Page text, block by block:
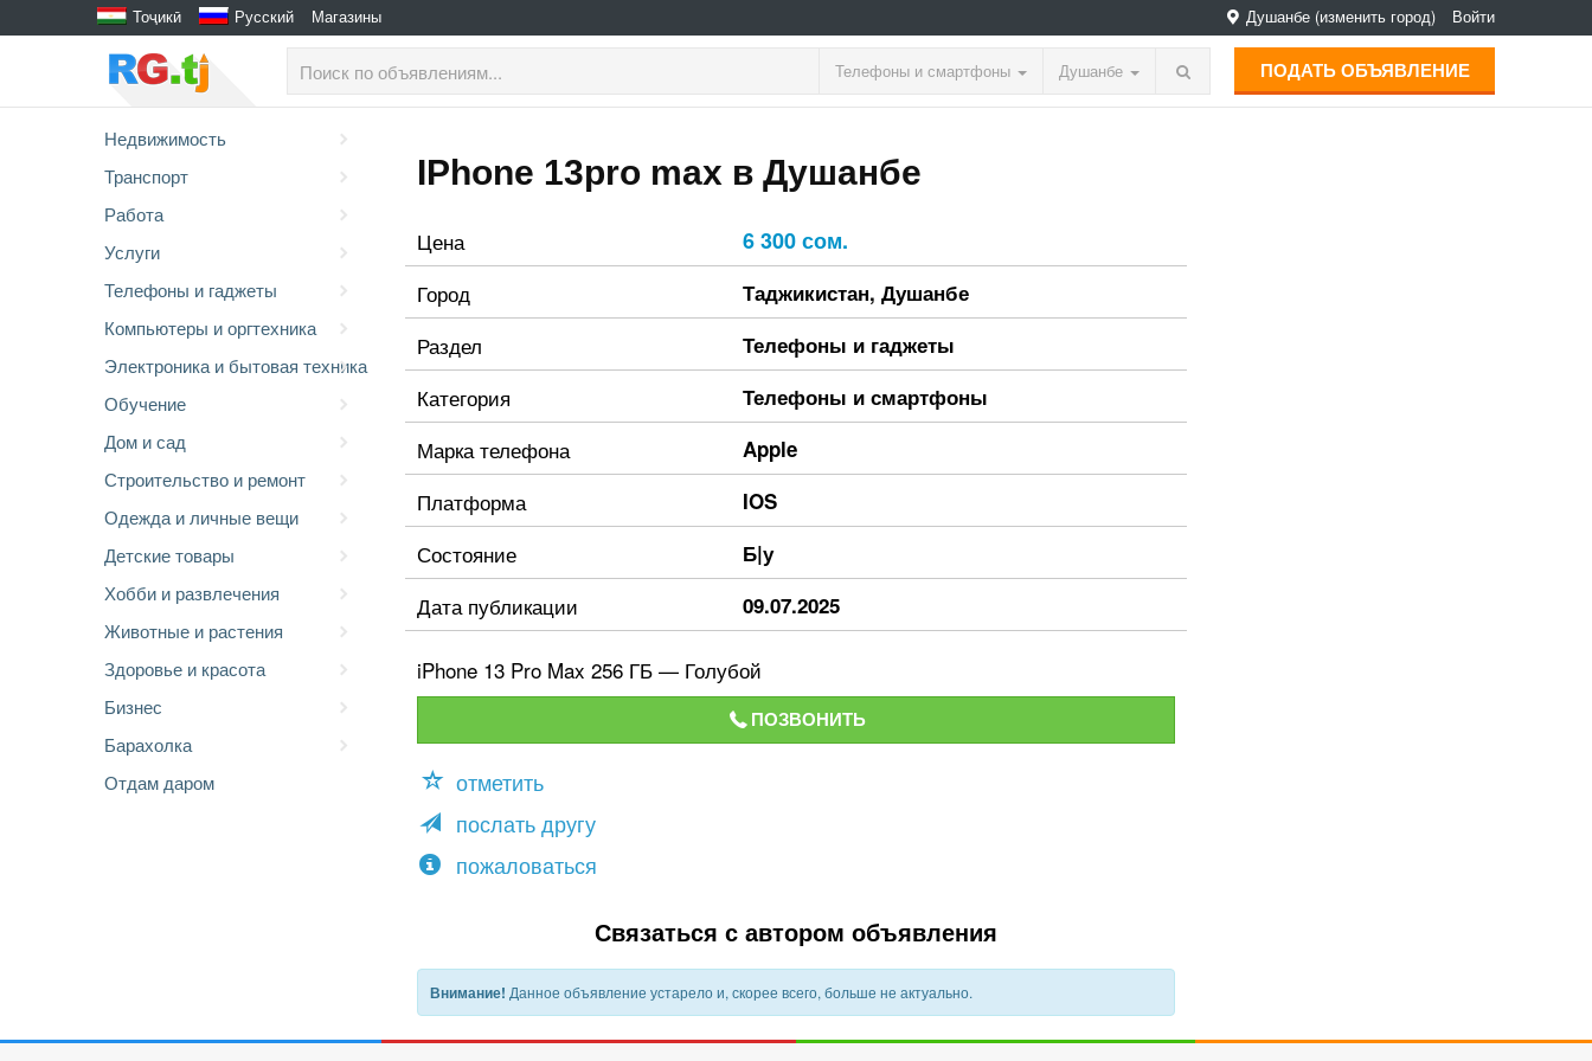
Тоҷикӣ Русский Магазины Душанбе (изменить город) Войти
Телефоны и смартфоны Душанбе ПОДАТЬ ОБЪЯВЛЕНИЕ
Недвижимость
Транспорт
Работа
Услуги
Телефоны и гаджеты
Компьютеры и оргтехника
Электроника и бытовая техника
Обучение
Дом и сад
Строительство и ремонт
Одежда и личные вещи
Детские товары
Хобби и развлечения
Животные и растения
Здоровье и красота
Бизнес
Барахолка
Отдам даром
IPhone 13pro max в Душанбе
Цена 6 300 сом.
Город Таджикистан, Душанбе
Раздел Телефоны и гаджеты
Категория Телефоны и смартфоны
Марка телефона Apple
Платформа IOS
Состояние Б|у
Дата публикации 09.07.2025
iPhone 13 Pro Max 256 ГБ — Голубой
ПОЗВОНИТЬ
отметить
послать другу
пожаловаться
Связаться с автором объявления
Внимание! Данное объявление устарело и, скорее всего, больше не актуально.